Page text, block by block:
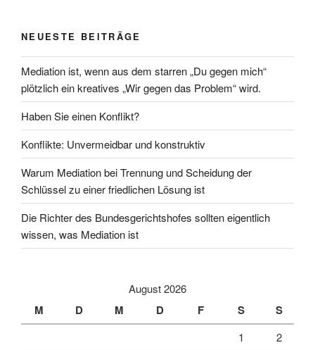
NEUESTE BEITRÄGE
Mediation ist, wenn aus dem starren „Du gegen mich“
plötzlich ein kreatives „Wir gegen das Problem“ wird.
Haben Sie einen Konflikt?
Konflikte: Unvermeidbar und konstruktiv
Warum Mediation bei Trennung und Scheidung der
Schlüssel zu einer friedlichen Lösung ist
Die Richter des Bundesgerichtshofes sollten eigentlich
wissen, was Mediation ist
August 2026
M D M D F S S
1
2